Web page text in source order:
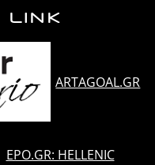
ARTAGOAL.GR
EPO.GR: HELLENIC